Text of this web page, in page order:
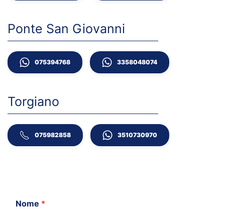
Ponte San Giovanni
075394768 3358048074
Torgiano
075982858 3510730970
Nome *